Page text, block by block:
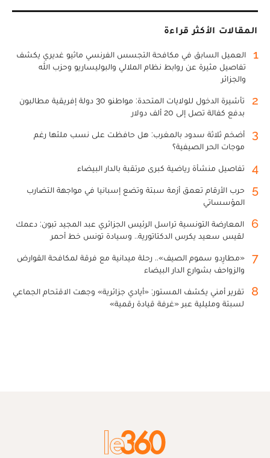
المقالات الأكثر قراءة
1
العميل السابق في مكافحة التجسس الفرنسي ماثيو غديري يكشف
تفاصيل مثيرة عن روابط نظام الملالي والبوليساريو وحزب الله
والجزائر
2
تأشيرة الدخول للولايات المتحدة: مواطنو 30 دولة إفريقية مطالبون
بدفع كفالة تصل إلى 20 ألف دولار
3
أضخم ثلاثة سدود بالمغرب: هل حافظت على نسب ملئها رغم
موجات الحر الصيفية؟
4 تفاصيل منشأة رياضية كبرى مرتقبة بالدار البيضاء
5
حرب الأرقام تعمق أزمة سبتة وتضع إسبانيا في مواجهة التضارب
المؤسساتي
6
المعارضة التونسية تراسل الرئيس الجزائري عبد المجيد تبون: دعمك
لقيس سعيد يكرس الدكتاتورية.. وسيادة تونس خط أحمر
7
«مطارِدو سموم الصيف».. رحلة ميدانية مع فرقة لمكافحة القوارض
والزواحف بشوارع الدار البيضاء
8
تقرير أمني يكشف المستور: «أيادي جزائرية» وجهت الاقتحام الجماعي
لسبتة ومليلية عبر «غرفة قيادة رقمية»